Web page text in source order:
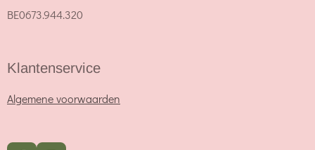
BE0673.944.320
Klantenservice
Algemene voorwaarden